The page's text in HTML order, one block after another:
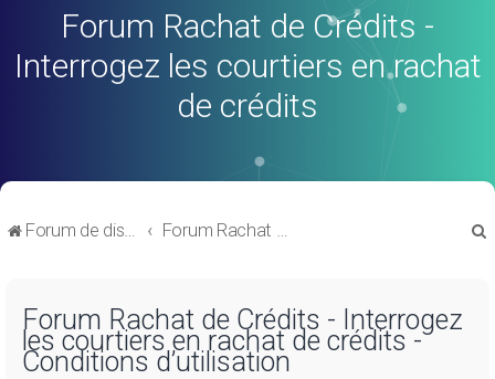
Forum Rachat de Crédits -
Interrogez les courtiers en rachat
de crédits
Forum de discussions sur le Regroupement de Crédits et le Rachat de Crédits Forum Rachat de Crédits
Forum Rachat de Crédits - Interrogez
les courtiers en rachat de crédits -
Conditions d’utilisation